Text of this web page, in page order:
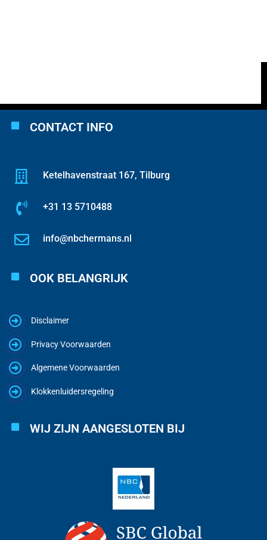
CONTACT INFO
Ketelhavenstraat 167, Tilburg
+31 13 5710488
info@nbchermans.nl
OOK BELANGRIJK
Disclaimer
Privacy Voorwaarden
Algemene Voorwaarden
Klokkenluidersregeling
WIJ ZIJN AANGESLOTEN BIJ